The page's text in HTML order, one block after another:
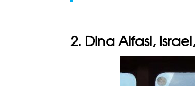
2. Dina Alfasi,